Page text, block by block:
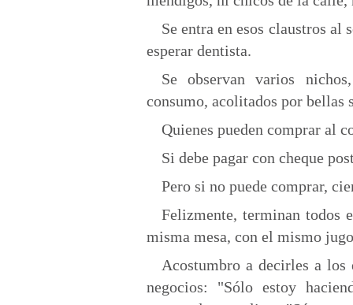
Se entra en esos claustros
esperar dentista.
Se observan varios
consumo, acolitados por bellas
Quienes pueden comprar al
Si debe pagar con cheque
Pero si no puede comprar,
Felizmente, terminan todos
misma mesa, con el mismo
Acostumbro a decirles a los
negocios: "Sólo estoy